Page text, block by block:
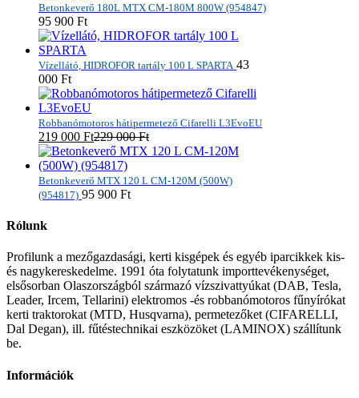
Betonkeverő 180L MTX CM-180M 800W (954847)
95 900 Ft
Vízellátó, HIDROFOR tartály 100 L SPARTA 43
000 Ft
Robbanómotoros hátipermetező Cifarelli L3EvoEU
219 000 Ft229 000Ft
Betonkeverő MTX 120 L CM-120M (500W)
(954817) 95 900 Ft
Rólunk
Profilunk a mezőgazdasági, kerti kisgépek és egyéb iparcikkek kis-
és nagykereskedelme. 1991 óta folytatunk importtevékenységet,
elsősorban Olaszországból származó vízszivattyúkat (DAB, Tesla,
Leader, Ircem, Tellarini) elektromos -és robbanómotoros fűnyírókat
kerti traktorokat (MTD, Husqvarna), permetezőket (CIFARELLI,
Dal Degan), ill. fűtéstechnikai eszközöket (LAMINOX) szállítunk
be.
Információk